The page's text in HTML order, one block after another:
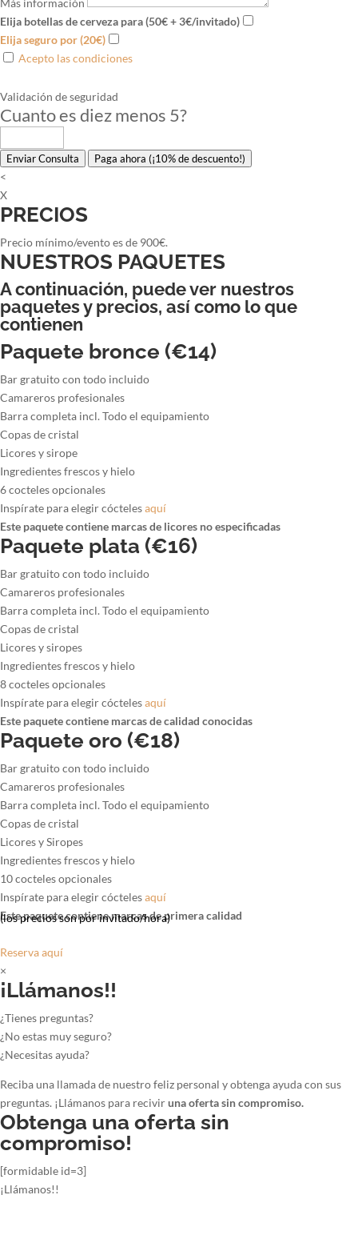
Más información
Elija botellas de cerveza para (50€ + 3€/invitado)
Elija seguro por (20€)
Acepto las condiciones
Validación de seguridad
Cuanto es diez menos 5?
Enviar Consulta Paga ahora (¡10% de descuento!)
<
X
PRECIOS
Precio mínimo/evento es de 900€.
NUESTROS PAQUETES
A continuación, puede ver nuestros
paquetes y precios, así como lo que
contienen
Paquete bronce (€14)
Bar gratuito con todo incluido
Camareros profesionales
Barra completa incl. Todo el equipamiento
Copas de cristal
Licores y sirope
Ingredientes frescos y hielo
6 cocteles opcionales
Inspírate para elegir cóctelesaquí
Este paquete contiene marcas de licores no especificadas
Paquete plata (€16)
Bar gratuito con todo incluido
Camareros profesionales
Barra completa incl. Todo el equipamiento
Copas de cristal
Licores y siropes
Ingredientes frescos y hielo
8 cocteles opcionales
Inspírate para elegir cóctelesaquí
Este paquete contiene marcas de calidad conocidas
Paquete oro (€18)
Bar gratuito con todo incluido
Camareros profesionales
Barra completa incl. Todo el equipamiento
Copas de cristal
Licores y Siropes
Ingredientes frescos y hielo
10 cocteles opcionales
Inspírate para elegir cóctelesaquí
Este paquete contiene marcas de primera calidad
(los precios son por invitado/hora)
Reserva aquí
×
¡Llámanos!!
¿Tienes preguntas?
¿No estas muy seguro?
¿Necesitas ayuda?
Reciba una llamada de nuestro feliz personal y obtenga ayuda con sus
preguntas. ¡Llámanos para reciviruna oferta sin compromiso.
Obtenga una oferta sin
compromiso!
[formidable id=3]
¡Llámanos!!